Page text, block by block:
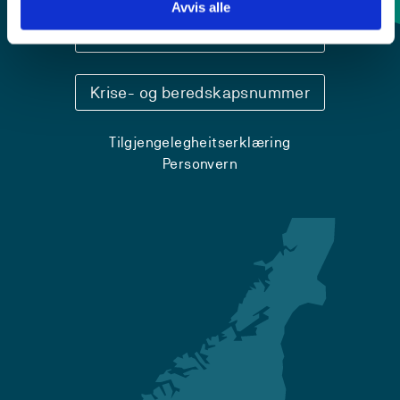
Avvis alle
Sentralbord: 55 58 58 00
Krise- og beredskapsnummer
Tilgjengelegheitserklæring
Personvern